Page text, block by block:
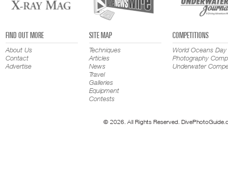
FIND OUT MORE
About Us
Contact
Advertise
SITE MAP
Techniques
Articles
News
Travel
Galleries
Equipment
Contests
COMPETITIONS
World Oceans Day
Photography
Underwater
© 2026. All Rights Reserved.